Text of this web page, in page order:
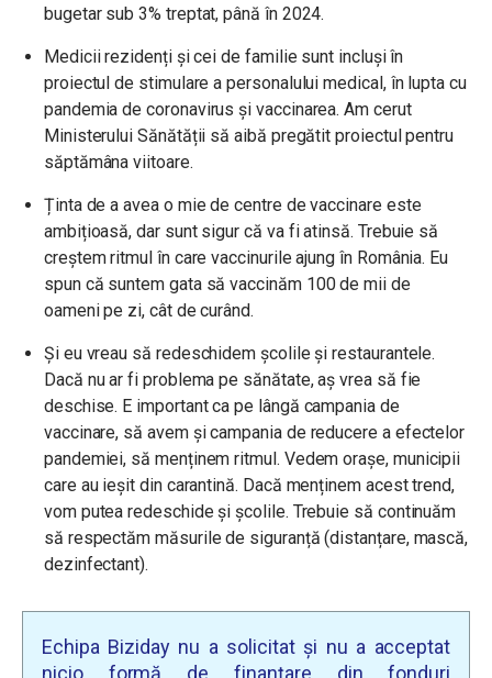
bugetar sub 3% treptat, până în 2024.
Medicii rezidenți și cei de familie sunt incluși în
proiectul de stimulare a personalului medical, în lupta cu
pandemia de coronavirus și vaccinarea. Am cerut
Ministerului Sănătății să aibă pregătit proiectul pentru
săptămâna viitoare.
Ținta de a avea o mie de centre de vaccinare este
ambițioasă, dar sunt sigur că va fi atinsă. Trebuie să
creștem ritmul în care vaccinurile ajung în România. Eu
spun că suntem gata să vaccinăm 100 de mii de
oameni pe zi, cât de curând.
Și eu vreau să redeschidem școlile și restaurantele.
Dacă nu ar fi problema pe sănătate, aș vrea să fie
deschise. E important ca pe lângă campania de
vaccinare, să avem și campania de reducere a efectelor
pandemiei, să menținem ritmul. Vedem orașe, municipii
care au ieșit din carantină. Dacă menținem acest trend,
vom putea redeschide și școlile. Trebuie să continuăm
să respectăm măsurile de siguranță (distanțare, mască,
dezinfectant).
Echipa Biziday nu a solicitat și nu a acceptat
nicio formă de finanțare din fonduri